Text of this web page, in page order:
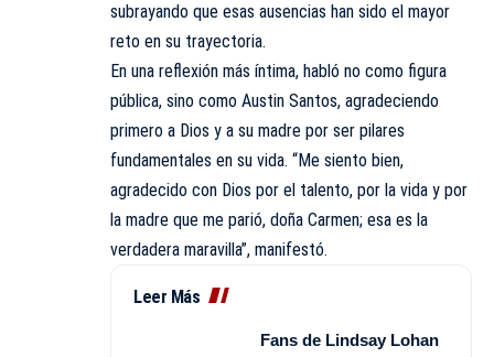
subrayando que esas ausencias han sido el mayor
reto en su trayectoria.
En una reflexión más íntima, habló no como figura
pública, sino como Austin Santos, agradeciendo
primero a Dios y a su madre por ser pilares
fundamentales en su vida. “Me siento bien,
agradecido con Dios por el talento, por la vida y por
la madre que me parió, doña Carmen; esa es la
verdadera maravilla”, manifestó.
Leer Más
Fans de Lindsay Lohan